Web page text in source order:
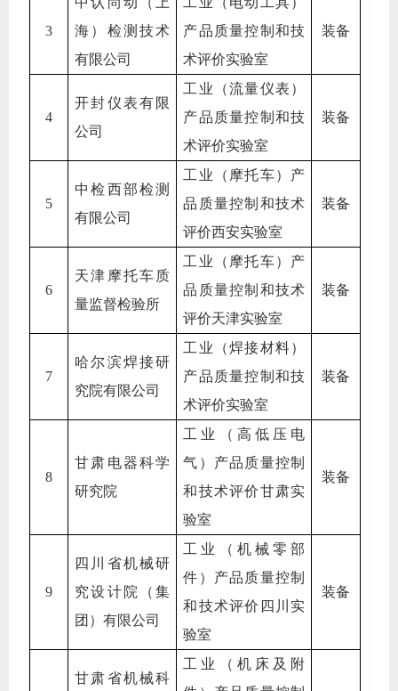
3
海）检测技术
有限公司
产品质量控制和技
术评价实验室
装备
4
开封仪表有限
公司
工业（流量仪表）
产品质量控制和技
术评价实验室
装备
5
中检西部检测
有限公司
工业（摩托车）产
品质量控制和技术
评价西安实验室
装备
6
天津摩托车质
量监督检验所
工业（摩托车）产
品质量控制和技术
评价天津实验室
装备
7
哈尔滨焊接研
究院有限公司
工业（焊接材料）
产品质量控制和技
术评价实验室
装备
8
甘肃电器科学
研究院
工业（高低压电
气）产品质量控制
和技术评价甘肃实
验室
装备
9
四川省机械研
究设计院（集
团）有限公司
工业（机械零部
件）产品质量控制
和技术评价四川实
验室
装备
甘肃省机械科
工业（机床及附